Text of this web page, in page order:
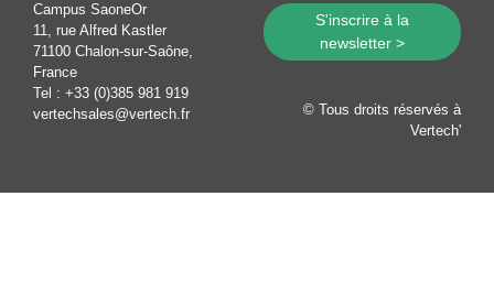
Campus SaoneOr
11, rue Alfred Kastler
71100 Chalon-sur-Saône,
France
Tel : +33 (0)385 981 919
vertechsales@vertech.fr
S'inscrire à la
newsletter >
© Tous droits réservés à
Vertech'